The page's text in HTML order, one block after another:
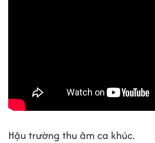
Hậu trường thu âm ca khúc.